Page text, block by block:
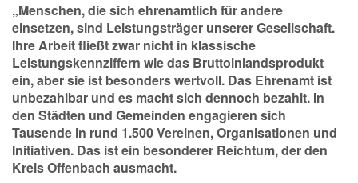
„Menschen, die sich ehrenamtlich für andere
einsetzen, sind Leistungsträger unserer Gesellschaft.
Ihre Arbeit fließt zwar nicht in klassische
Leistungskennziffern wie das Bruttoinlandsprodukt
ein, aber sie ist besonders wertvoll. Das Ehrenamt ist
unbezahlbar und es macht sich dennoch bezahlt. In
den Städten und Gemeinden engagieren sich
Tausende in rund 1.500 Vereinen, Organisationen und
Initiativen. Das ist ein besonderer Reichtum, der den
Kreis Offenbach ausmacht.